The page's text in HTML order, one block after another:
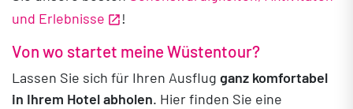
und Erlebnisse
!
Von wo startet meine Wüstentour?
Lassen Sie sich für Ihren Ausflug ganz komfortabel
in Ihrem Hotel abholen. Hier finden Sie eine